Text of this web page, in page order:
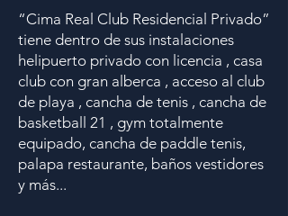
“Cima Real Club Residencial Privado”
tiene dentro de sus instalaciones
helipuerto privado con licencia , casa
club con gran alberca , acceso al club
de playa , cancha de tenis , cancha de
basketball 21 , gym totalmente
equipado, cancha de paddle tenis,
palapa restaurante, baños vestidores
y más...